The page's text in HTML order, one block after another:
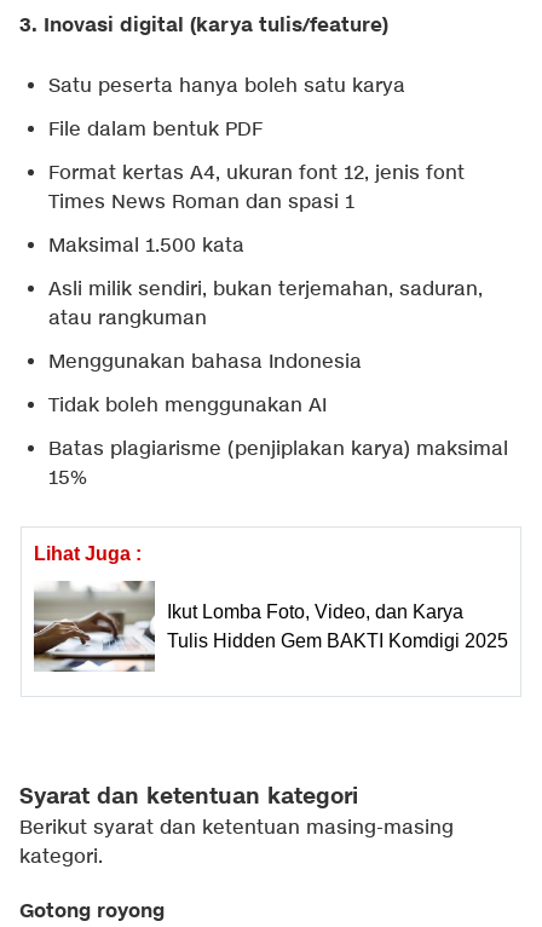
3. Inovasi digital (karya tulis/feature)
Satu peserta hanya boleh satu karya
File dalam bentuk PDF
Format kertas A4, ukuran font 12, jenis font
Times News Roman dan spasi 1
Maksimal 1.500 kata
Asli milik sendiri, bukan terjemahan, saduran,
atau rangkuman
Menggunakan bahasa Indonesia
Tidak boleh menggunakan AI
Batas plagiarisme (penjiplakan karya) maksimal
15%
Lihat Juga :
Ikut Lomba Foto, Video, dan Karya
Tulis Hidden Gem BAKTI Komdigi 2025
Syarat dan ketentuan kategori
Berikut syarat dan ketentuan masing-masing
kategori.
Gotong royong